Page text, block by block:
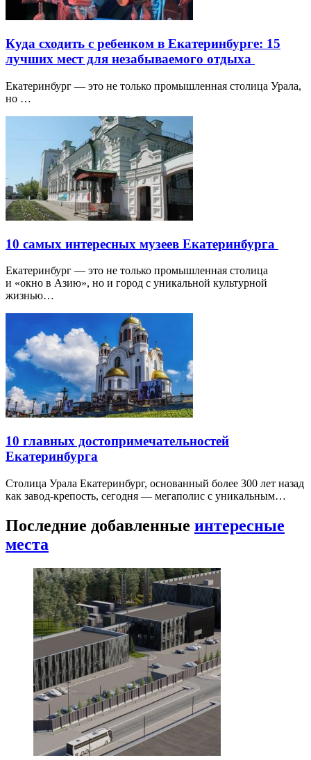
Куда сходить с ребенком в Екатеринбурге: 15
лучших мест для незабываемого отдыха
Екатеринбург — это не только промышленная столица Урала,
но …
10 самых интересных музеев Екатеринбурга
Екатеринбург — это не только промышленная столица
и «окно в Азию», но и город с уникальной культурной
жизнью…
10 главных достопримечательностей
Екатеринбурга
Столица Урала Екатеринбург, основанный более 300 лет назад
как завод-крепость, сегодня — мегаполис с уникальным…
Последние добавленные интересные
места